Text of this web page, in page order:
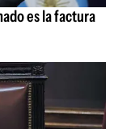
es la factura